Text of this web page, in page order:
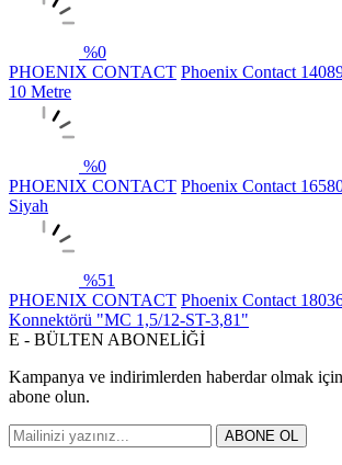
%0
PHOENIX CONTACT Phoenix Contact
10 Metre
%0
PHOENIX CONTACT Phoenix Contact
Siyah
%51
PHOENIX CONTACT Phoenix Contact
Konnektörü "MC 1,5/12-ST-3,81"
E - BÜLTEN ABONELİĞİ
Kampanya ve indirimlerden haberdar olmak
abone olun.
ABONE OL